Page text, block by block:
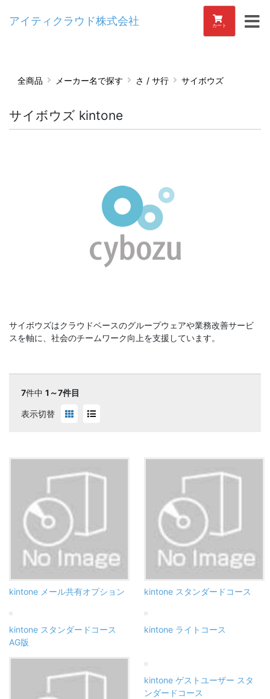
アイティクラウド株式会社 カート
全商品 メーカー名で探す さ / サ行 サイボウズ
サイボウズ kintone
サイボウズはクラウドベースのグループウェアや業務改善サービ
スを軸に、社会のチームワーク向上を支援しています。
7件中 1～7件目
表示切替
kintone メール共有オプション kintone スタンダードコース
kintone スタンダードコース
AG版
kintone ライトコース
kintone ゲストユーザー スタ
ンダードコース